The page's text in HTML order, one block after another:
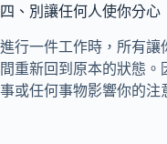
四、別讓任何人使你分心
進行一件工作時，所有讓
間重新回到原本的狀態
事或任何事物影響你的注